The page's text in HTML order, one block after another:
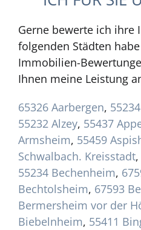
Gerne bewerte ich ihre
folgenden Städten
Immobilien-
Ihnen meine Leistung
65326 Aarbergen,
55232 Alzey, 55437
Armsheim, 55459
Schwalbach. Kreisstadt,
55234 Bechenheim,
Bechtolsheim, 67593
Bermersheim vor der
Biebelnheim, 55411